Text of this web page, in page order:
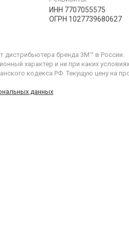
ИНН 7707055575
ОГРН 1027739680627
дистрибьютера бренда 3M™ в России.
характер и ни при каких
кодекса РФ. Текущую цену на
данных